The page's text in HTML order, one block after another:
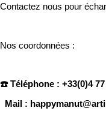
Contactez nous pour
Nos coordonnées :
☎️ Téléphone : +33(0)4
Mail :